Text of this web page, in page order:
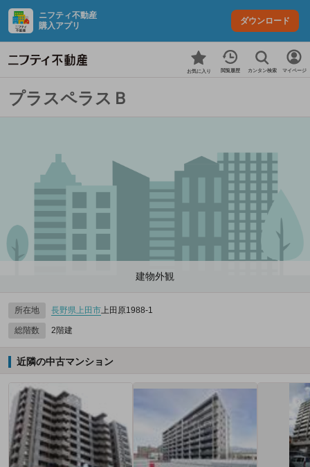
ニフティ不動産
購入アプリ
ダウンロード
お気に入り 閲覧履歴 カンタン検索 マイページ
プラスペラスＢ
建物外観
所在地 長野県上田市上田原1988‐1
総階数 2階建
近隣の中古マンション